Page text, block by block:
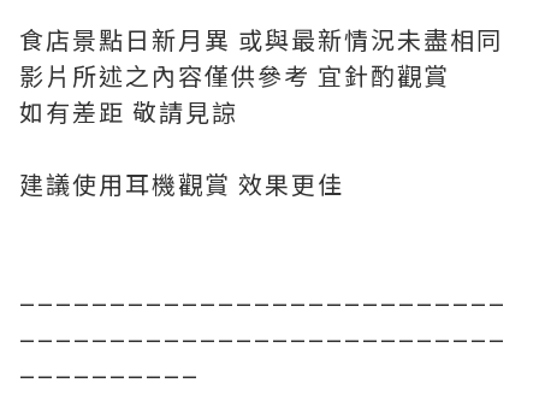
食店景點日新月異 或與最新情況未盡相同
影片所述之內容僅供參考 宜針酌觀賞
如有差距 敬請見諒
建議使用耳機觀賞 效果更佳